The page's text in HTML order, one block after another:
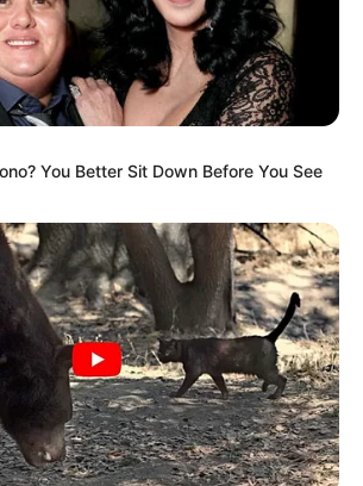
You Better Sit Down Before You See